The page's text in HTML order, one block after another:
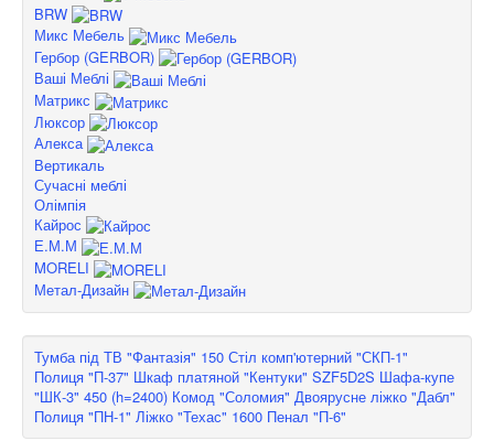
BRW
Микс Мебель
Гербор (GERBOR)
Ваші Меблі
Матрикс
Люксор
Алекса
Вертикаль
Сучасні меблі
Олімпія
Кайрос
Е.М.М
MORELI
Метал-Дизайн
Тумба під ТВ "Фантазія" 150 Стіл комп'ютерний "СКП-1"
Полиця "П-37" Шкаф платяной "Кентуки" SZF5D2S Шафа-купе
"ШК-3" 450 (h=2400) Комод "Соломия" Двоярусне ліжко "Дабл"
Полиця "ПН-1" Ліжко "Техас" 1600 Пенал "П-6"